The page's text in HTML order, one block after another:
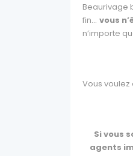
Beaurivage
fin… vous
n’importe
Vous voulez
Si vous
agents